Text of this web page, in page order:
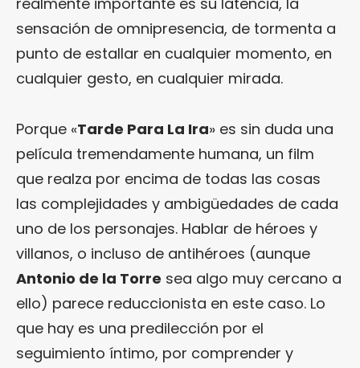
sensación de omnipresencia, de tormenta a
punto de estallar en cualquier momento, en
cualquier gesto, en cualquier mirada.
Porque «Tarde Para La Ira» es sin duda una
película tremendamente humana, un film
que realza por encima de todas las cosas
las complejidades y ambigüedades de cada
uno de los personajes. Hablar de héroes y
villanos, o incluso de antihéroes (aunque
Antonio de la Torre sea algo muy cercano a
ello) parece reduccionista en este caso. Lo
que hay es una predilección por el
seguimiento íntimo, por comprender y